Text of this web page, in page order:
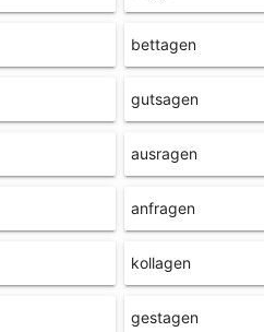
bettagen
gutsagen
ausragen
anfragen
kollagen
gestagen